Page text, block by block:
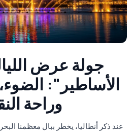
جولة عرض
الأساطير":
وراحة
عند ذكر أنطاليا، يخطر ببال معظمنا